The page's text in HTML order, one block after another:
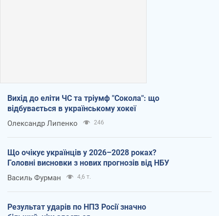
Вихід до еліти ЧС та тріумф "Сокола": що
відбувається в українському хокеї
Олександр Липенко 246
Що очікує українців у 2026–2028 роках?
Головні висновки з нових прогнозів від НБУ
Василь Фурман 4,6 т.
Результат ударів по НПЗ Росії значно